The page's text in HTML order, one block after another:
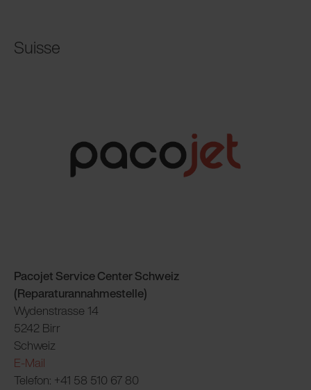
Suisse
Pacojet Service Center Schweiz
(Reparaturannahmestelle)
Wydenstrasse 14
5242 Birr
Schweiz
E-Mail
Telefon: +41 58 510 67 80